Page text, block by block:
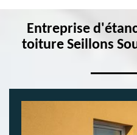
Entreprise
toiture Seillons